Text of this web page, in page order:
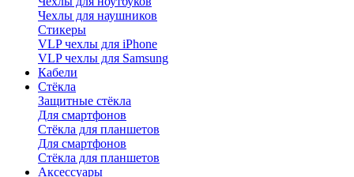
Чехлы для наушников
Стикеры
VLP чехлы для iPhone
VLP чехлы для Samsung
Кабели
Стёкла
Защитные стёкла
Для смартфонов
Стёкла для планшетов
Для смартфонов
Стёкла для планшетов
Аксессуары